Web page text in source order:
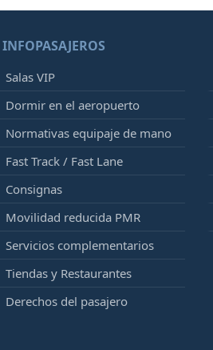
INFOPASAJEROS
Salas VIP
Dormir en el aeropuerto
Normativas equipaje de mano
Fast Track / Fast Lane
Consignas
Movilidad reducida PMR
Servicios complementarios
Tiendas y Restaurantes
Derechos del pasajero